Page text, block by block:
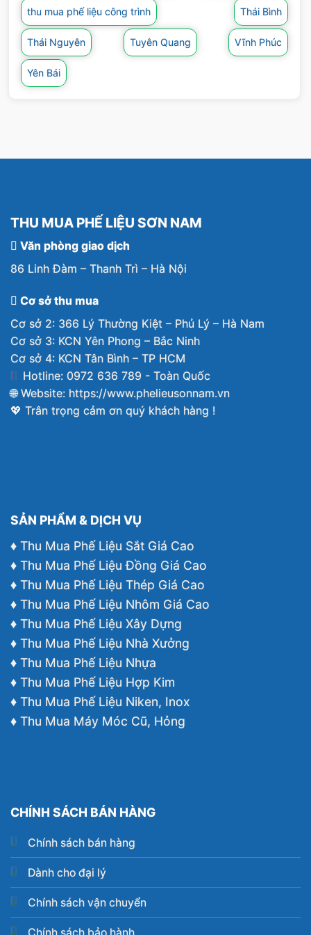
thu mua phế liệu công trình Thái Bình
Thái Nguyên Tuyên Quang Vĩnh Phúc
Yên Bái
liệu khác như đồng, hợp kim, vải, nhôm, innox,
giấy, nhựa,… với mức giá cao.
THU MUA PHẾ LIỆU SƠN NAM
Văn phòng giao dịch
86 Linh Đàm – Thanh Trì – Hà Nội
Cơ sở thu mua
Cơ sở 2: 366 Lý Thường Kiệt – Phủ Lý – Hà Nam
Cơ sở 3: KCN Yên Phong – Bắc Ninh
Cơ sở 4: KCN Tân Bình – TP HCM
Hotline: 0972 636 789 - Toàn Quốc
🌐 Website: https://www.phelieusonnam.vn
💖 Trân trọng cảm ơn quý khách hàng !
SẢN PHẨM & DỊCH VỤ
♦ Thu Mua Phế Liệu Sắt Giá Cao
♦ Thu Mua Phế Liệu Đồng Giá Cao
♦ Thu Mua Phế Liệu Thép Giá Cao
♦ Thu Mua Phế Liệu Nhôm Giá Cao
♦ Thu Mua Phế Liệu Xây Dựng
♦ Thu Mua Phế Liệu Nhà Xưởng
♦ Thu Mua Phế Liệu Nhựa
♦ Thu Mua Phế Liệu Hợp Kim
♦ Thu Mua Phế Liệu Niken, Inox
♦ Thu Mua Máy Móc Cũ, Hỏng
CHÍNH SÁCH BÁN HÀNG
Chính sách bán hàng
Dành cho đại lý
Chính sách vận chuyển